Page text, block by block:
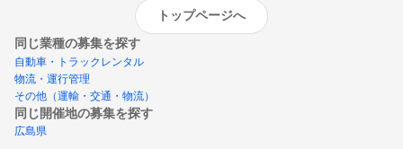
トップページへ
同じ業種の募集を探す
自動車・トラックレンタル
物流・運行管理
その他（運輸・交通・物流）
同じ開催地の募集を探す
広島県